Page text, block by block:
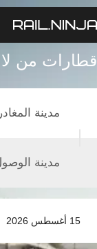
قطارات من
15 أغسطس 2026
مدينة
مدينة